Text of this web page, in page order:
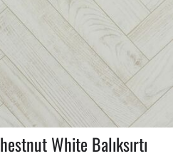
White Balıksırtı